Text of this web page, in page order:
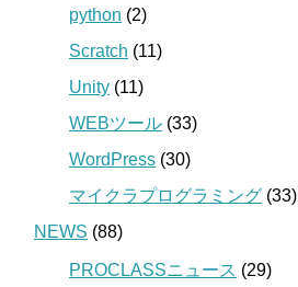
python (2)
Scratch (11)
Unity (11)
WEBツール (33)
WordPress (30)
マイクラプログラミング (33)
NEWS (88)
PROCLASSニュース (29)